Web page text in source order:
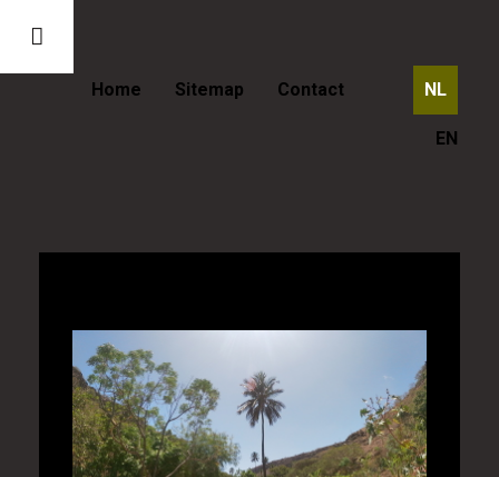
Home Sitemap Contact NL
EN